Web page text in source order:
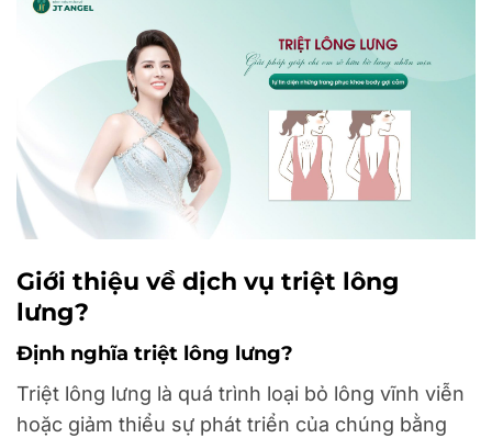
Giới thiệu về dịch vụ triệt lông
lưng?
Định nghĩa triệt lông lưng?
Triệt lông lưng là quá trình loại bỏ lông vĩnh viễn
hoặc giảm thiểu sự phát triển của chúng bằng